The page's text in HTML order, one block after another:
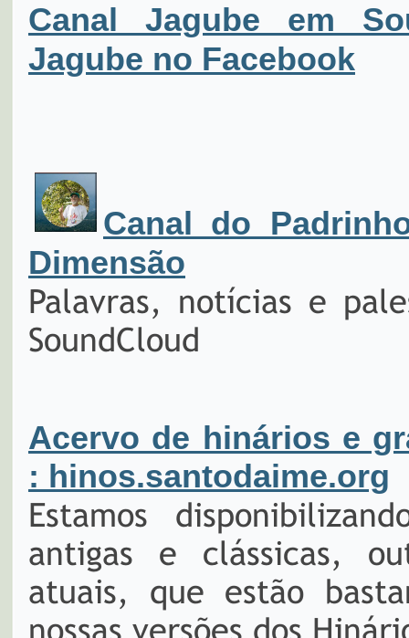
Canal Jagube em
Jagube no Facebook
Canal do
Dimensão
Palavras, notícias e
SoundCloud
Acervo de hinários e
: hinos.santodaime.org
Estamos
antigas e clássicas,
atuais, que estão
nossas versões dos